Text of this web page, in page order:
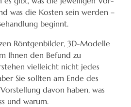
was die Kosten sein werden –
beginnt.
Röntgenbilder, 3D-Modelle
Ihnen den Befund zu
vielleicht nicht jedes
Sie sollten am Ende des
davon haben, was
und warum.